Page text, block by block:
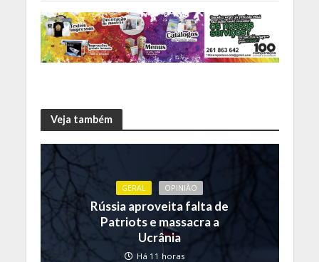
Veja também
GERAL OPINIÃO
Rússia aproveita falta de
Patriots e massacra a
Ucrânia
Há 11 horas